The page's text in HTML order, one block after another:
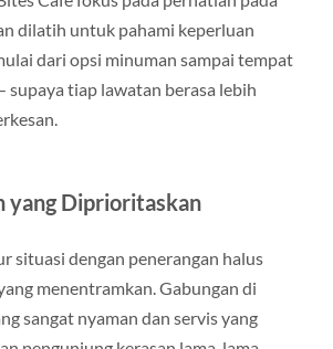
dilatih untuk pahami keperluan
dari opsi minuman sampai tempat
tiap lawatan berasa lebih
yang Diprioritaskan
situasi dengan penerangan halus
menentramkan. Gabungan di
sangat nyaman dan servis yang